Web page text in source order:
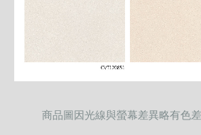
商品圖因光線與螢幕差異略有色